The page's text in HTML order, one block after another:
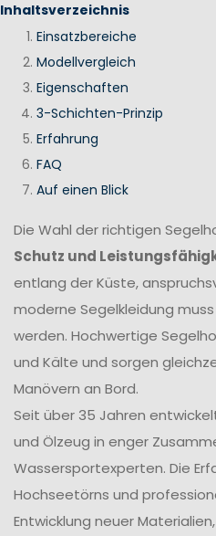
Inhaltsverzeichnis
Einsatzbereiche
Modellvergleich
Eigenschaften
3-Schichten-Prinzip
Erfahrung
FAQ
Auf einen Blick
Die Wahl der richtigen
Schutz und
entlang der Küste,
moderne Segelkleidung
werden. Hochwertige
und Kälte und sorgen
Manövern an Bord.
Seit über 35 Jahren
und Ölzeug in enger
Wassersportexperten. Die
Hochseetörns und
Entwicklung neuer